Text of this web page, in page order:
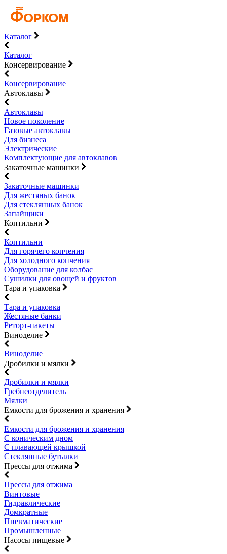
Каталог
Каталог
Консервирование
Консервирование
Автоклавы
Автоклавы
Новое поколение
Газовые автоклавы
Для бизнеса
Электрические
Комплектующие для автоклавов
Закаточные машинки
Закаточные машинки
Для жестяных банок
Для стеклянных банок
Запайщики
Коптильни
Коптильни
Для горячего копчения
Для холодного копчения
Оборудование для колбас
Сушилки для овощей и фруктов
Тара и упаковка
Тара и упаковка
Жестяные банки
Реторт-пакеты
Виноделие
Виноделие
Дробилки и мялки
Дробилки и мялки
Гребнеотделитель
Мялки
Емкости для брожения и хранения
Емкости для брожения и хранения
С коническим дном
С плавающей крышкой
Стеклянные бутылки
Прессы для отжима
Прессы для отжима
Винтовые
Гидравлические
Домкратные
Пневматические
Промышленные
Насосы пищевые